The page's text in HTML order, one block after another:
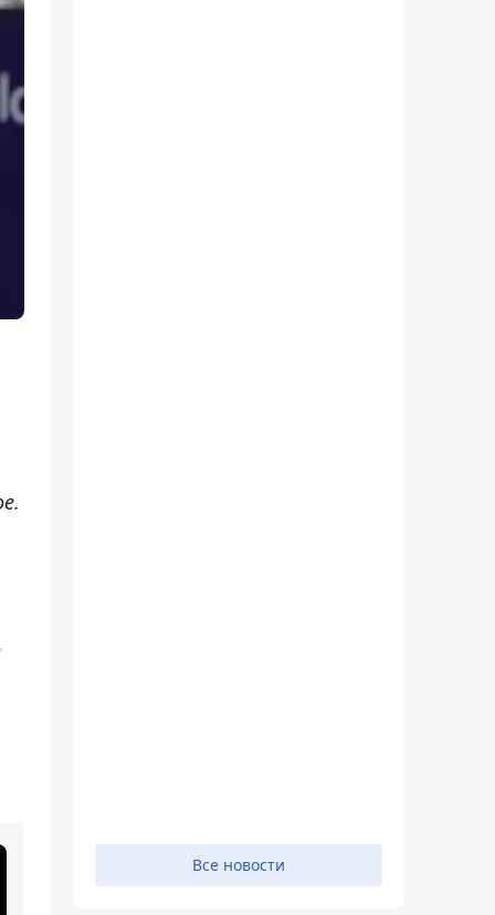
Все новости